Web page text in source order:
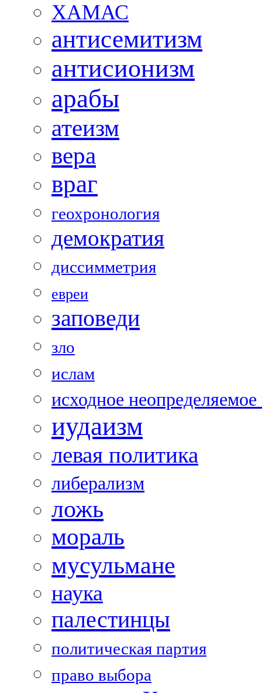
ХАМАС
антисемитизм
антисионизм
арабы
атеизм
вера
враг
геохронология
демократия
диссимметрия
евреи
заповеди
зло
ислам
исходное
иудаизм
левая политика
либерализм
ложь
мораль
мусульмане
наука
палестинцы
политическая партия
право выбора